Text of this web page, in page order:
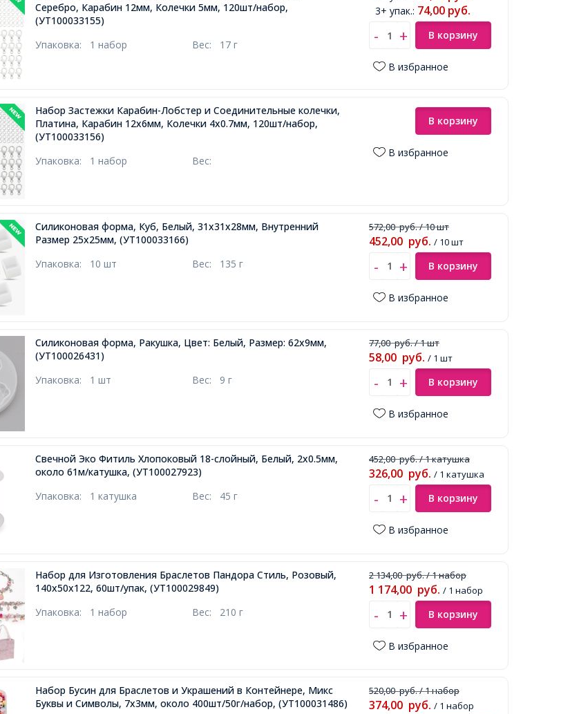
Серебро, Карабин 12мм, Колечки 5мм, 120шт/набор,
(УТ100033155)
Упаковка: 1 набор Вес: 17 г
3+ упак.: 74,00 руб.
В корзину
В избранное
Набор Застежки Карабин-Лобстер и Соединительные колечки,
Платина, Карабин 12х6мм, Колечки 4х0.7мм, 120шт/набор,
(УТ100033156)
Упаковка: 1 набор Вес:
В корзину
В избранное
Силиконовая форма, Куб, Белый, 31х31х28мм, Внутренний
Размер 25х25мм, (УТ100033166)
Упаковка: 10 шт Вес: 135 г
572,00руб./ 10 шт
452,00 руб. / 10 шт
В корзину
В избранное
Силиконовая форма, Ракушка, Цвет: Белый, Размер: 62х9мм,
(УТ100026431)
Упаковка: 1 шт Вес: 9 г
77,00руб./ 1 шт
58,00 руб. / 1 шт
В корзину
В избранное
Свечной Эко Фитиль Хлопоковый 18-слойный, Белый, 2х0.5мм,
около 61м/катушка, (УТ100027923)
Упаковка: 1 катушка Вес: 45 г
452,00руб./ 1 катушка
326,00 руб. / 1 катушка
В корзину
В избранное
Набор для Изготовления Браслетов Пандора Стиль, Розовый,
140x50x122, 60шт/упак, (УТ100029849)
Упаковка: 1 набор Вес: 210 г
2 134,00руб./ 1 набор
1 174,00 руб. / 1 набор
В корзину
В избранное
Набор Бусин для Браслетов и Украшений в Контейнере, Микс
Буквы и Символы, 7х3мм, около 400шт/50г/набор, (УТ100031486)
520,00руб./ 1 набор
374,00 руб. / 1 набор